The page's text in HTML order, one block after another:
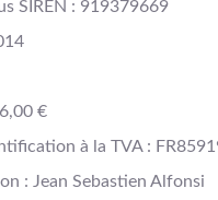
SIREN : 919379669
€
à la TVA :
: Jean Sebastien Alfonsi